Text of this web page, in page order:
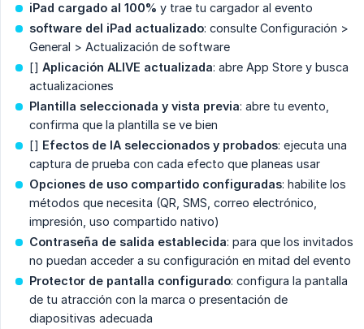
iPad cargado al 100% y trae tu cargador al evento
software del iPad actualizado: consulte Configuración >
General > Actualización de software
[] Aplicación ALIVE actualizada: abre App Store y busca
actualizaciones
Plantilla seleccionada y vista previa: abre tu evento,
confirma que la plantilla se ve bien
[] Efectos de IA seleccionados y probados: ejecuta una
captura de prueba con cada efecto que planeas usar
Opciones de uso compartido configuradas: habilite los
métodos que necesita (QR, SMS, correo electrónico,
impresión, uso compartido nativo)
Contraseña de salida establecida: para que los invitados
no puedan acceder a su configuración en mitad del evento
Protector de pantalla configurado: configura la pantalla
de tu atracción con la marca o presentación de
diapositivas adecuada